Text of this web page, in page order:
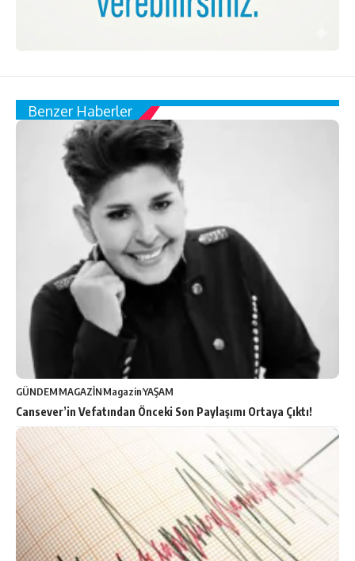
Benzer Haberler
GÜNDEMMAGAZİNMagazinYAŞAM
Cansever’in Vefatından Önceki Son Paylaşımı Ortaya Çıktı!